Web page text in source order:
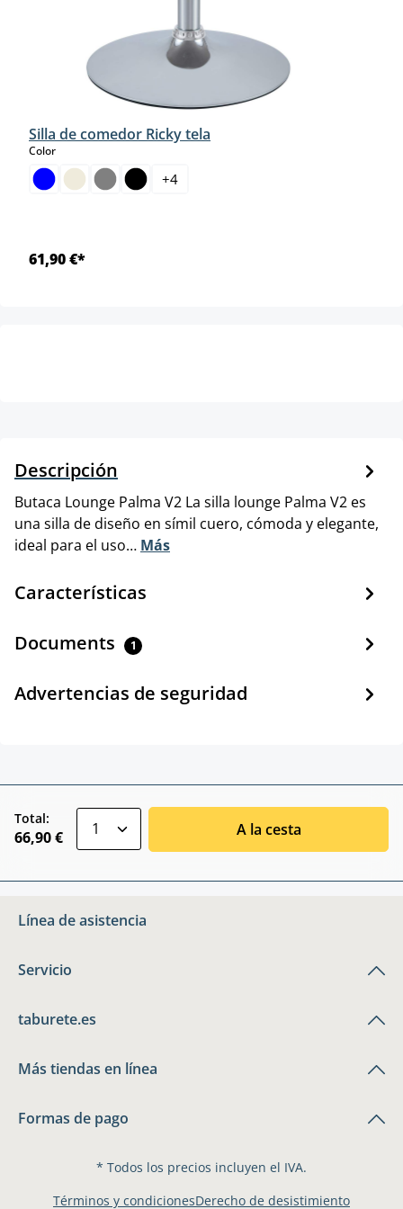
Silla de comedor Ricky tela
Colorselect
+4
61,90 €*
Descripción
Butaca Lounge Palma V2 La silla lounge Palma V2 es
una silla de diseño en símil cuero, cómoda y elegante,
ideal para el uso… Más
Características
Documents 1
Advertencias de seguridad
Total:
66,90 € A la cesta
Línea de asistencia
Servicio
taburete.es
Más tiendas en línea
Formas de pago
* Todos los precios incluyen el IVA.
Términos y condicionesDerecho de desistimiento